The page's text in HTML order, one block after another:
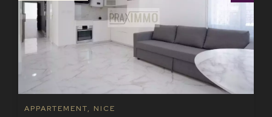
APPARTEMENT, NICE